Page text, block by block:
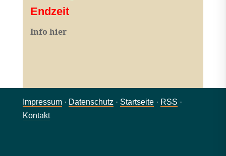
Endzeit
Info hier
Impressum· Datenschutz · Startseite· RSS ·
Kontakt